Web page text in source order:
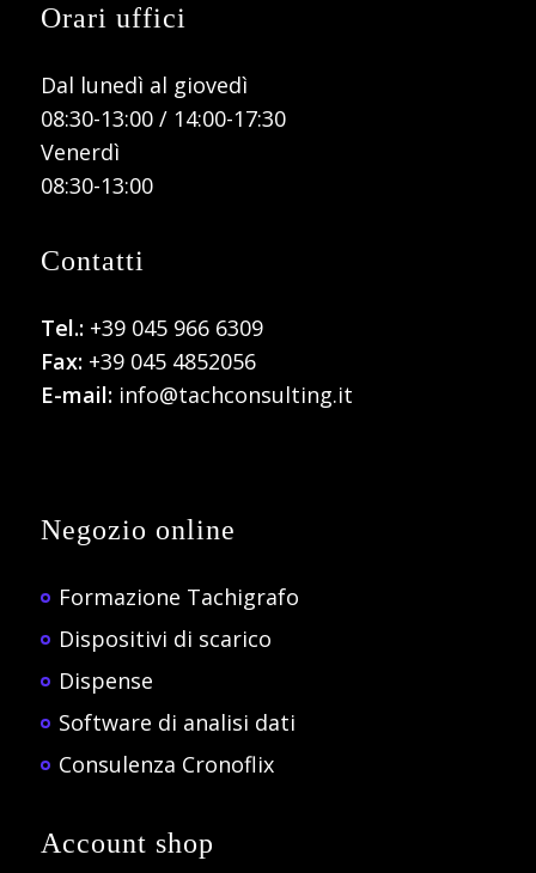
Orari uffici
Dal lunedì al giovedì
08:30-13:00 / 14:00-17:30
Venerdì
08:30-13:00
Contatti
Tel.: +39 045 966 6309
Fax:+39 045 4852056
E-mail:info@tachconsulting.it
Negozio online
Formazione Tachigrafo
Dispositivi di scarico
Dispense
Software di analisi dati
Consulenza Cronoflix
Account shop